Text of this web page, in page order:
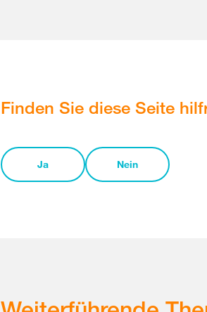
Finden Sie diese Seite
Ja Nein